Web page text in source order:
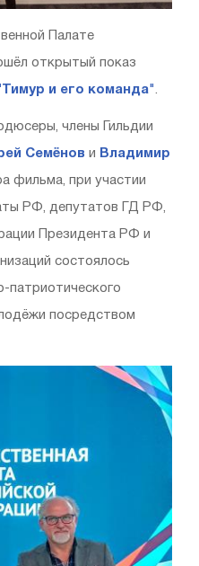
Палате
открытый показ
и его команда"
члены Гильдии
Семëнов и Владимир
фильма, при участии
РФ, депутатов ГД РФ,
Президента РФ и
состоялось
патриотического
посредством